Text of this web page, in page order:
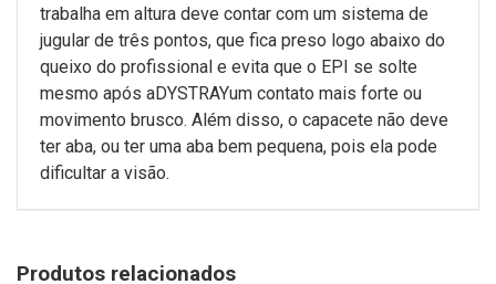
trabalha em altura deve contar com um sistema de
jugular de três pontos, que fica preso logo abaixo do
queixo do profissional e evita que o EPI se solte
mesmo após aDYSTRAYum contato mais forte ou
movimento brusco. Além disso, o capacete não deve
ter aba, ou ter uma aba bem pequena, pois ela pode
dificultar a visão.
Produtos relacionados